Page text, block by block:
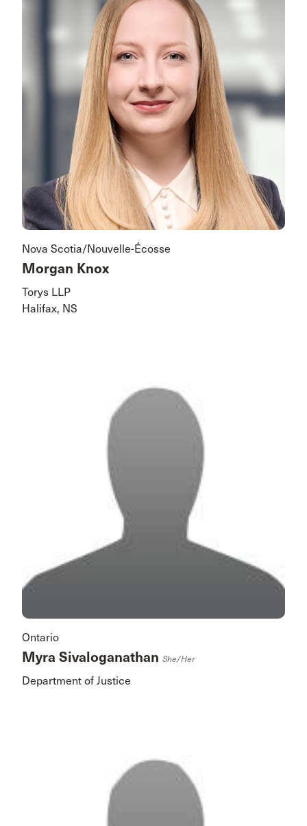
Nova Scotia/Nouvelle-Écosse
Morgan Knox
Torys LLP
Halifax, NS
Ontario
Myra Sivaloganathan She/her
Department of Justice